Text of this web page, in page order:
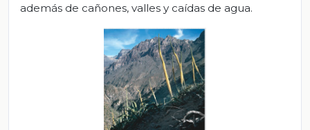
además de cañones, valles y caídas de agua.